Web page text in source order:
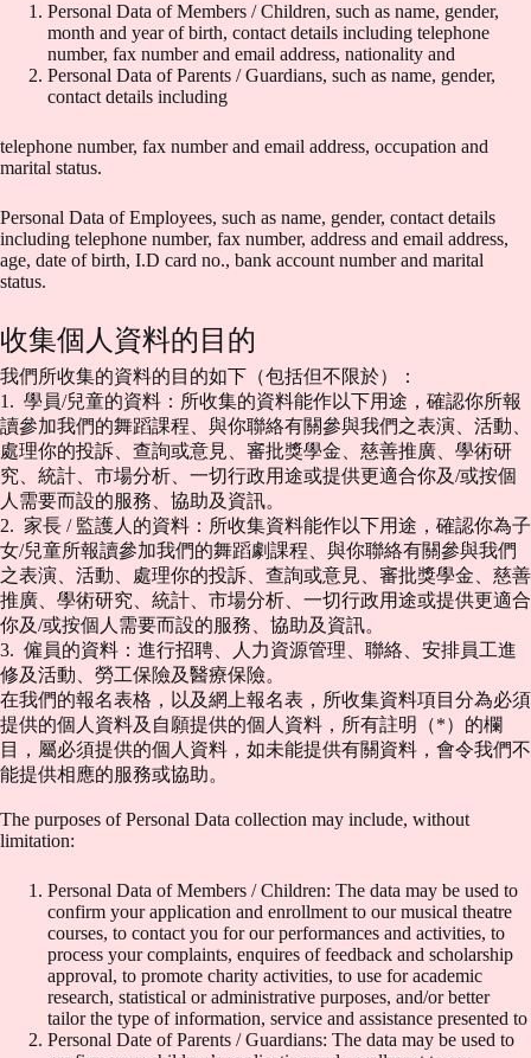
Personal Data of Members / Children, such as name, gender,
month and year of birth, contact details including telephone
number, fax number and email address, nationality and
Personal Data of Parents / Guardians, such as name, gender,
contact details including
telephone number, fax number and email address, occupation and
marital status.
Personal Data of Employees, such as name, gender, contact details
including telephone number, fax number, address and email address,
age, date of birth, I.D card no., bank account number and marital
status.
收集個人資料的目的
我們所收集的資料的目的如下（包括但不限於）：
1. 學員/兒童的資料：所收集的資料能作以下用途，確認你所報
讀參加我們的舞蹈課程、與你聯絡有關參與我們之表演、活動、
處理你的投訴、查詢或意見、審批獎學金、慈善推廣、學術研
究、統計、市場分析、一切行政用途或提供更適合你及/或按個
人需要而設的服務、協助及資訊。
2. 家長 / 監護人的資料：所收集資料能作以下用途，確認你為子
女/兒童所報讀參加我們的舞蹈劇課程、與你聯絡有關參與我們
之表演、活動、處理你的投訴、查詢或意見、審批獎學金、慈善
推廣、學術研究、統計、市場分析、一切行政用途或提供更適合
你及/或按個人需要而設的服務、協助及資訊。
3. 僱員的資料：進行招聘、人力資源管理、聯絡、安排員工進
修及活動、勞工保險及醫療保險。
在我們的報名表格，以及網上報名表，所收集資料項目分為必須
提供的個人資料及自願提供的個人資料，所有註明（*）的欄
目，屬必須提供的個人資料，如未能提供有關資料，會令我們不
能提供相應的服務或協助。
The purposes of Personal Data collection may include, without
limitation:
Personal Data of Members / Children: The data may be used to
confirm your application and enrollment to our musical theatre
courses, to contact you for our performances and activities, to
process your complaints, enquires of feedback and scholarship
approval, to promote charity activities, to use for academic
research, statistical or administrative purposes, and/or better
tailor the type of information, service and assistance presented to
Personal Date of Parents / Guardians: The data may be used to